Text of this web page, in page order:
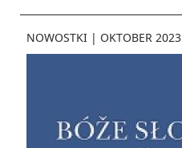
NOWOSTKI | OKTOBER 2023